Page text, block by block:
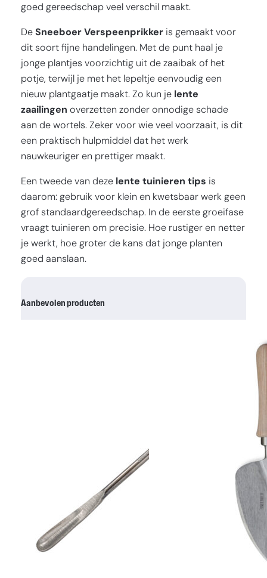
goed gereedschap veel verschil maakt.
De Sneeboer Verspeenprikkeris gemaakt voor
dit soort fijne handelingen. Met de punt haal je
jonge plantjes voorzichtig uit de zaaibak of het
potje, terwijl je met het lepeltje eenvoudig een
nieuw plantgaatje maakt. Zo kun je lente
zaailingen overzetten zonder onnodige schade
aan de wortels. Zeker voor wie veel voorzaait, is dit
een praktisch hulpmiddel dat het werk
nauwkeuriger en prettiger maakt.
Een tweede van deze lente tuinieren tips is
daarom: gebruik voor klein en kwetsbaar werk geen
grof standaardgereedschap. In de eerste groeifase
vraagt tuinieren om precisie. Hoe rustiger en netter
je werkt, hoe groter de kans dat jonge planten
goed aanslaan.
Aanbevolen producten